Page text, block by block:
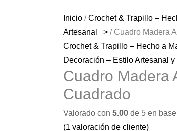
Inicio/Crochet & Trapillo –
Artesanal >/ Cuadro Madera
Crochet & Trapillo – Hecho a
Decoración – Estilo Artesanal
Cuadro Madera
Cuadrado
Valorado con 5.00de 5 en
(1valoración de cliente)